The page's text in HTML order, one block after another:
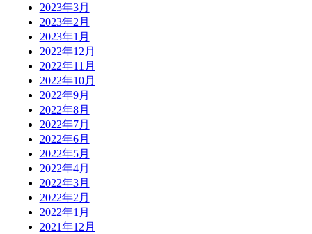
2023年3月
2023年2月
2023年1月
2022年12月
2022年11月
2022年10月
2022年9月
2022年8月
2022年7月
2022年6月
2022年5月
2022年4月
2022年3月
2022年2月
2022年1月
2021年12月